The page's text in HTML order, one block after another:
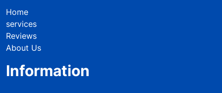
Home
services
Reviews
About Us
Information